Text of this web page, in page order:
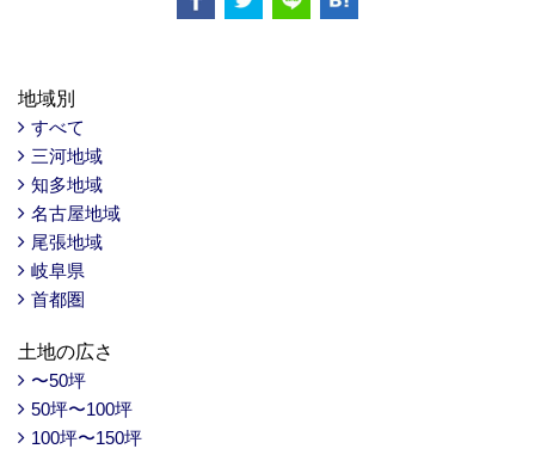
地域別
すべて
三河地域
知多地域
名古屋地域
尾張地域
岐阜県
首都圏
土地の広さ
〜50坪
50坪〜100坪
100坪〜150坪